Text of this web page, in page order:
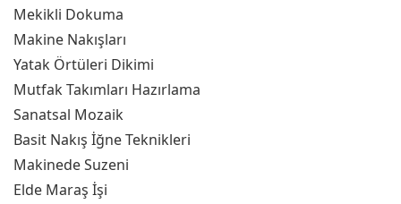
Mekikli Dokuma
Makine Nakışları
Yatak Örtüleri Dikimi
Mutfak Takımları Hazırlama
Sanatsal Mozaik
Basit Nakış İğne Teknikleri
Makinede Suzeni
Elde Maraş İşi